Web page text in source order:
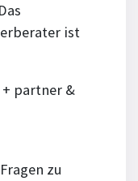
ist
partner &
zu